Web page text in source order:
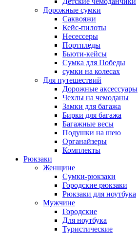
Дорожные сумки
Саквояжи
Кейс-пилоты
Несессеры
Портпледы
Бьюти-кейсы
Сумка для Победы
сумки на колесах
Для путешествий
Дорожные аксессуары
Чехлы на чемоданы
Замки для багажа
Бирки для багажа
Багажные весы
Подушки на шею
Органайзеры
Комплекты
Рюкзаки
Женщине
Сумки-рюкзаки
Городские рюкзаки
Рюкзаки для ноутбука
Мужчине
Городские
Для ноутбука
Туристические